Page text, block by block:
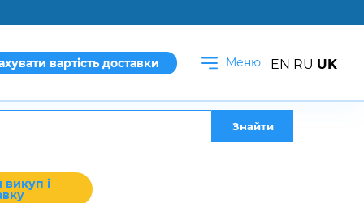
вартість доставки Меню
Знайти
викуп і
EN RU UK